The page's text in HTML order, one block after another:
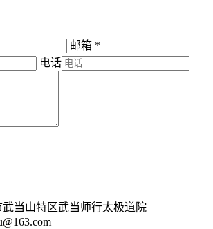
邮箱 *
电话
当山特区武当师行太极道院